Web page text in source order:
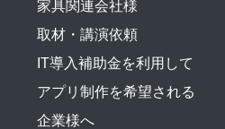
家具関連会社様
取材・講演依頼
IT導入補助金を利用して
アプリ制作を希望される
企業様へ